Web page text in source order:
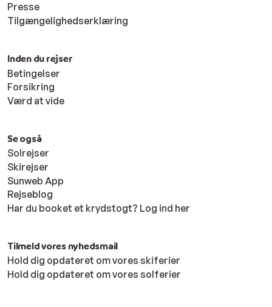
Presse
Tilgængelighedserklæring
Inden du rejser
Betingelser
Forsikring
Værd at vide
Se også
Solrejser
Skirejser
Sunweb App
Rejseblog
Har du booket et krydstogt? Log ind her
Tilmeld vores nyhedsmail
Hold dig opdateret om vores skiferier
Hold dig opdateret om vores solferier